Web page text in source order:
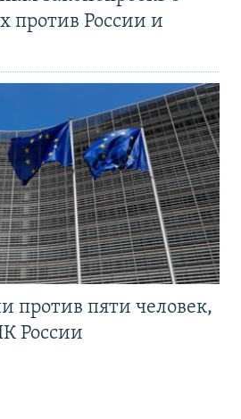
против России и
против пяти человек,
России